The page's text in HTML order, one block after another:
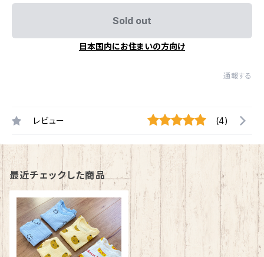
Sold out
日本国内にお住まいの方向け
通報する
レビュー (4)
最近チェックした商品